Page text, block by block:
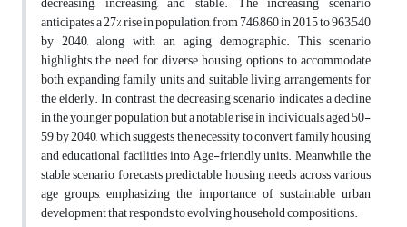
anticipates a 27% rise in population, from 746,860 in 2015 to 963,540
by 2040, along with an aging demographic. This scenario
highlights the need for diverse housing options to accommodate
both expanding family units and suitable living arrangements for
the elderly. In contrast, the decreasing scenario indicates a decline
in the younger population but a notable rise in individuals aged 50-
59 by 2040, which suggests the necessity to convert family housing
and educational facilities into Age-friendly units. Meanwhile, the
stable scenario forecasts predictable housing needs across various
age groups, emphasizing the importance of sustainable urban
development that responds to evolving household compositions.